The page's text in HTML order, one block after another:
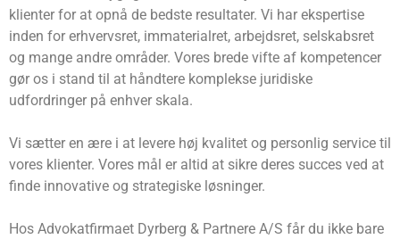
klienter for at opnå de bedste resultater. Vi har ekspertise
inden for erhvervsret, immaterialret, arbejdsret, selskabsret
og mange andre områder. Vores brede vifte af kompetencer
gør os i stand til at håndtere komplekse juridiske
udfordringer på enhver skala.
Vi sætter en ære i at levere høj kvalitet og personlig service til
vores klienter. Vores mål er altid at sikre deres succes ved at
finde innovative og strategiske løsninger.
Hos Advokatfirmaet Dyrberg & Partnere A/S får du ikke bare